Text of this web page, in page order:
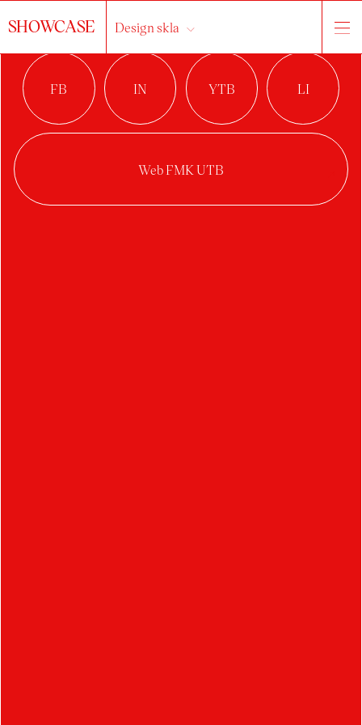
SHOWCASE Design skla